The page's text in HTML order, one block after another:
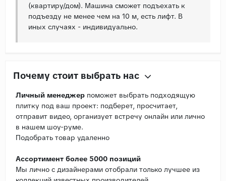
(квартиру/дом). Машина сможет подъехать к
подъезду не менее чем на 10 м, есть лифт. В
иных случаях - индивидуально.
Почему стоит выбрать нас
Личный менеджер поможет выбрать подходящую
плитку под ваш проект: подберет, просчитает,
отправит видео, организует встречу онлайн или лично
в нашем шоу-руме.
Подобрать товар удаленно
Ассортимент более 5000 позиций
Мы лично с дизайнерами отобрали только лучшее из